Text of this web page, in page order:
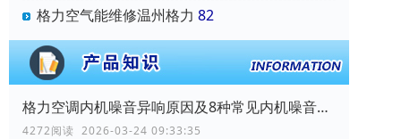
格力空气能维修温州格力 82
格力空调内机噪音异响原因及8种常见内机噪音大的维修案例讲解
4272阅读 2026-03-24 09:33:35